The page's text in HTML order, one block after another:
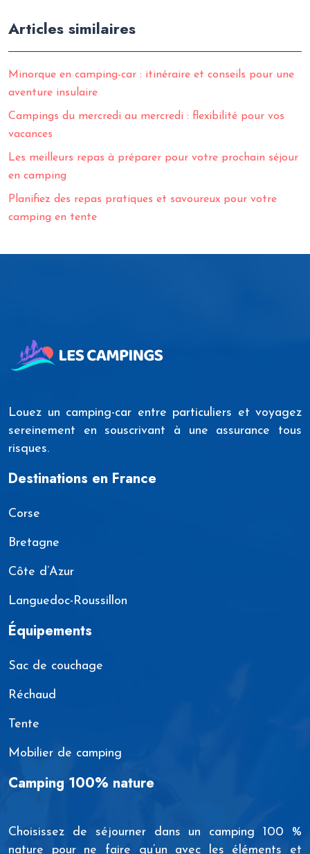
Articles similaires
Minorque en camping-car : itinéraire et conseils pour une
aventure insulaire
Campings du mercredi au mercredi : flexibilité pour vos
vacances
Les meilleurs repas à préparer pour votre prochain séjour
en camping
Planifiez des repas pratiques et savoureux pour votre
camping en tente
Louez un camping-car entre particuliers et voyagez
sereinement en souscrivant à une assurance tous
risques.
Destinations en France
Corse
Bretagne
Côte d’Azur
Languedoc-Roussillon
Équipements
Sac de couchage
Réchaud
Tente
Mobilier de camping
Camping 100% nature
Choisissez de séjourner dans un camping 100 %
nature pour ne faire qu’un avec les éléments et